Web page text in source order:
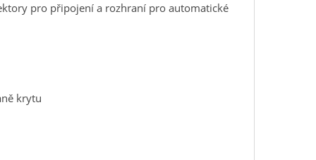
pro připojení a rozhraní pro automatické
krytu